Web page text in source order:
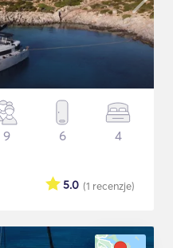
9 6 4
(1 recenzje)
5.0